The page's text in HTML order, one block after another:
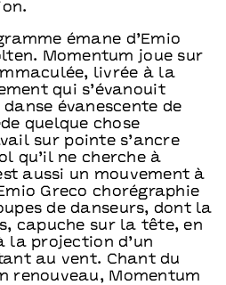
émane d’Emio
Momentum joue sur
livrée à la
qui s’évanouit
évanescente de
quelque chose
sur pointe s’ancre
qu’il ne cherche à
aussi un mouvement à
Greco chorégraphie
de danseurs, dont la
capuche sur la tête, en
la projection d’un
au vent. Chant du
renouveau, Momentum